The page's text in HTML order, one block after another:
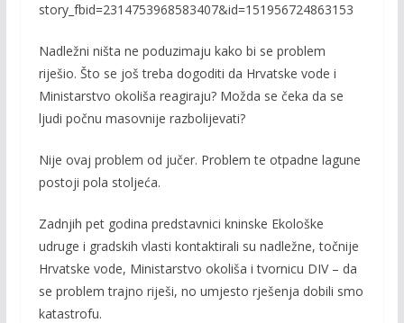
story_fbid=2314753968583407&id=151956724863153
Nadležni ništa ne poduzimaju kako bi se problem
riješio. Što se još treba dogoditi da Hrvatske vode i
Ministarstvo okoliša reagiraju? Možda se čeka da se
ljudi počnu masovnije razbolijevati?
Nije ovaj problem od jučer. Problem te otpadne lagune
postoji pola stoljeća.
Zadnjih pet godina predstavnici kninske Ekološke
udruge i gradskih vlasti kontaktirali su nadležne, točnije
Hrvatske vode, Ministarstvo okoliša i tvornicu DIV – da
se problem trajno riješi, no umjesto rješenja dobili smo
katastrofu.